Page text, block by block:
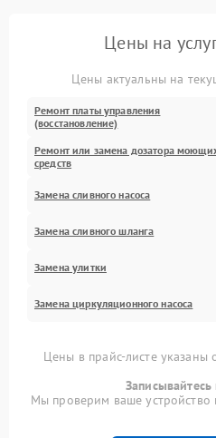
Цены на
Цены актуальны на
Ремонт платы управления
(восстановление)
Ремонт или замена дозатора
средств
Замена сливного насоса
Замена сливного шланга
Замена улитки
Замена циркуляционного насоса
Цены в прайс-листе указаны
Мы проверим ваше устройство